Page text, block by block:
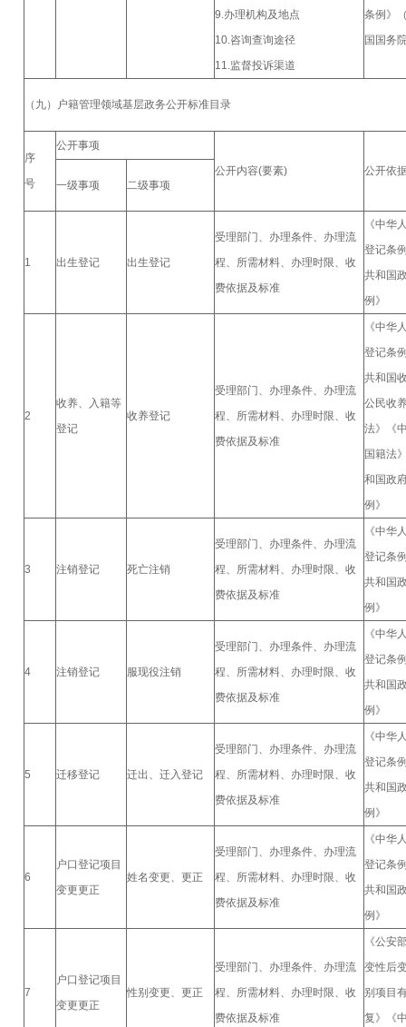
9.办理机构及地点
10.咨询查询途径
11.监督投诉渠道
条例》
国国务
（九）户籍管理领域基层政务公开标准目录
序
号
公开事项
公开内容(要素)
公开依
一级事项
二级事项
1 出生登记 出生登记
受理部门、办理条件、办理流
程、所需材料、办理时限、收
费依据及标准
《中华
登记条
共和国
例》
2
收养、入籍等
登记
收养登记
受理部门、办理条件、办理流
程、所需材料、办理时限、收
费依据及标准
《中华
登记条
共和国
公民收
法》《
国籍法
和国政
例》
3 注销登记 死亡注销
受理部门、办理条件、办理流
程、所需材料、办理时限、收
费依据及标准
《中华
登记条
共和国
例》
4 注销登记 服现役注销
受理部门、办理条件、办理流
程、所需材料、办理时限、收
费依据及标准
《中华
登记条
共和国
例》
5 迁移登记 迁出、迁入登记
受理部门、办理条件、办理流
程、所需材料、办理时限、收
费依据及标准
《中华
登记条
共和国
例》
6
户口登记项目
变更更正
姓名变更、更正
受理部门、办理条件、办理流
程、所需材料、办理时限、收
费依据及标准
《中华
登记条
共和国
例》
7
户口登记项目
变更更正
性别变更、更正
受理部门、办理条件、办理流
程、所需材料、办理时限、收
费依据及标准
《公安
变性后
别项目
复》《